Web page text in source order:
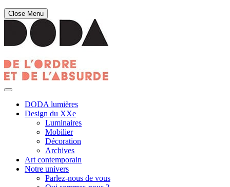
Close Menu
DODA lumières
Design du XXe
Luminaires
Mobilier
Décoration
Archives
Art contemporain
Notre univers
Parlez-nous de vous